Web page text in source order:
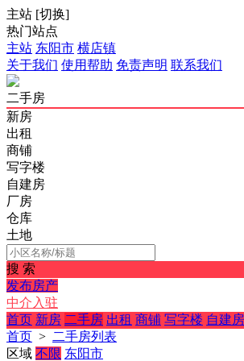
主站 [切换]
热门站点
主站 东阳市 横店镇
关于我们 使用帮助 免责声明 联系我们
二手房
新房
出租
商铺
写字楼
自建房
厂房
仓库
土地
搜 索
发布房产
中介入驻
首页 新房 二手房 出租 商铺 写字楼 自建房
首页 > 二手房列表
区域 不限 东阳市